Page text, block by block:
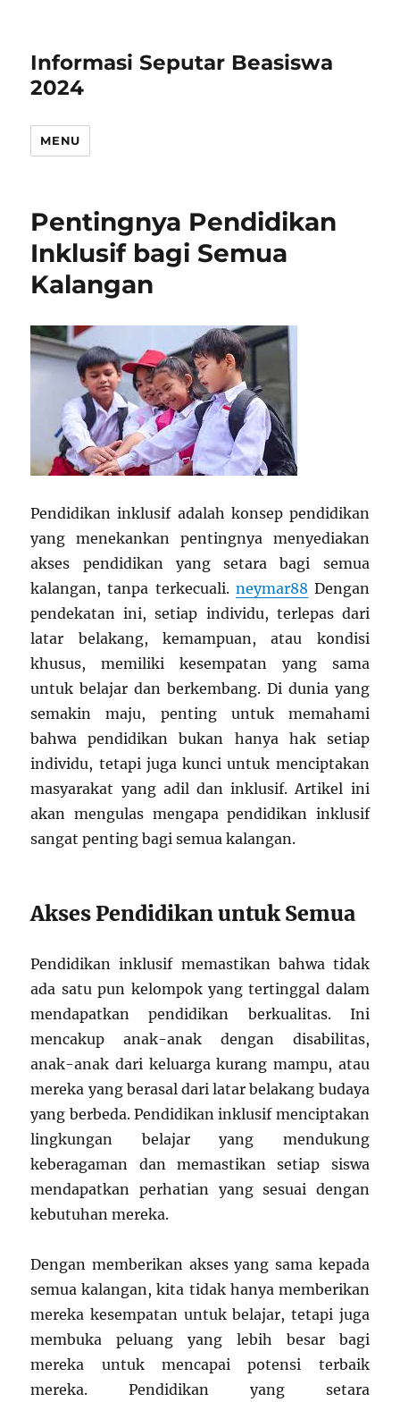
Informasi Seputar Beasiswa
2024
MENU
Pentingnya Pendidikan
Inklusif bagi Semua
Kalangan
Pendidikan inklusif adalah konsep pendidikan
yang menekankan pentingnya menyediakan
akses pendidikan yang setara bagi semua
kalangan, tanpa terkecuali. neymar88 Dengan
pendekatan ini, setiap individu, terlepas dari
latar belakang, kemampuan, atau kondisi
khusus, memiliki kesempatan yang sama
untuk belajar dan berkembang. Di dunia yang
semakin maju, penting untuk memahami
bahwa pendidikan bukan hanya hak setiap
individu, tetapi juga kunci untuk menciptakan
masyarakat yang adil dan inklusif. Artikel ini
akan mengulas mengapa pendidikan inklusif
sangat penting bagi semua kalangan.
Akses Pendidikan untuk Semua
Pendidikan inklusif memastikan bahwa tidak
ada satu pun kelompok yang tertinggal dalam
mendapatkan pendidikan berkualitas. Ini
mencakup anak-anak dengan disabilitas,
anak-anak dari keluarga kurang mampu, atau
mereka yang berasal dari latar belakang budaya
yang berbeda. Pendidikan inklusif menciptakan
lingkungan belajar yang mendukung
keberagaman dan memastikan setiap siswa
mendapatkan perhatian yang sesuai dengan
kebutuhan mereka.
Dengan memberikan akses yang sama kepada
semua kalangan, kita tidak hanya memberikan
mereka kesempatan untuk belajar, tetapi juga
membuka peluang yang lebih besar bagi
mereka untuk mencapai potensi terbaik
mereka. Pendidikan yang setara